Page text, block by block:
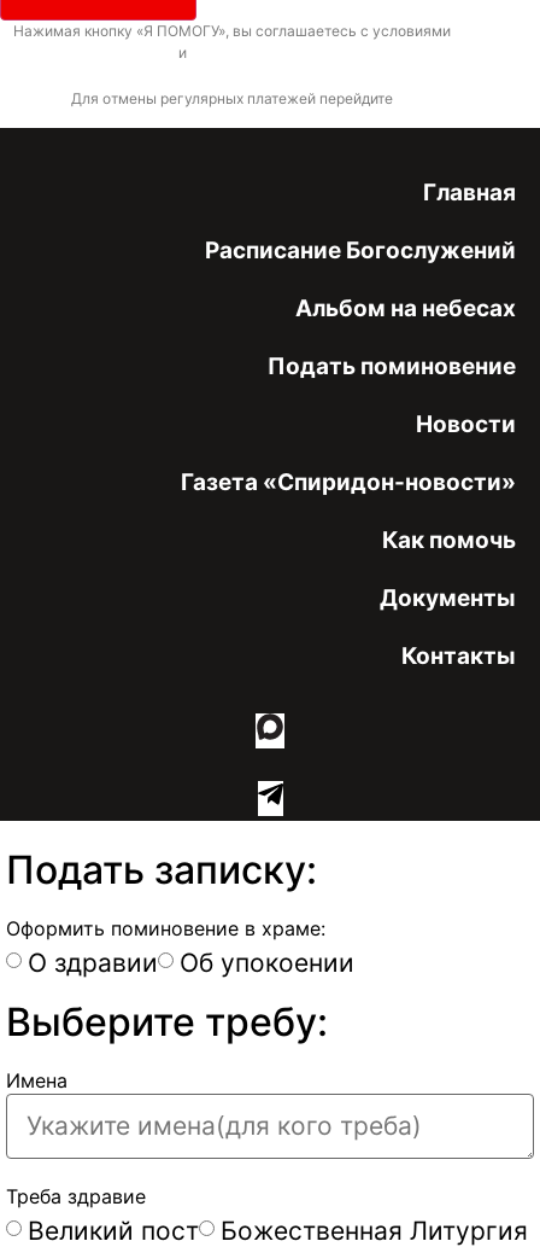
Нажимая кнопку «Я ПОМОГУ», вы соглашаетесь с условиями
и
Для отмены регулярных платежей перейдите
Главная
Расписание Богослужений
Альбом на небесах
Подать поминовение
Новости
Газета «Спиридон-новости»
Как помочь
Документы
Контакты
Подать записку:
Оформить поминовение в храме:
О здравии Об упокоении
Выберите требу:
Имена
Треба здравие
Великий пост
Божественная Литургия